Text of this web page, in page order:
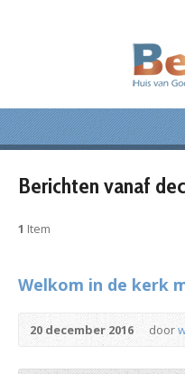
Berichten vanaf
1 Item
Welkom in de kerk
20 december 2016 door